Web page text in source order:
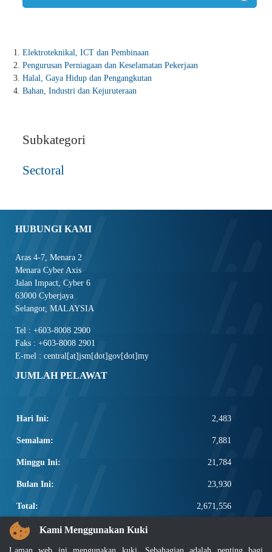
Elektroteknikal, ICT dan Pembinaan
Pengurusan Perniagaan dan Keselamatan Pekerjaan
Halal, Gaya Hidup dan Pengangkutan
Bahan, Industri dan Kejuruteraan
Subkategori
Sectoral
HUBUNGI KAMI
Aras 4-7, Menara 2
Menara Cyber Axis
Jalan Impact, Cyber 6
63000 Cyberjaya
Selangor, MALAYSIA
Tel : +603-8008 2900
Faks : +603-8008 2901
E-mel : central[at]jsm[dot]gov[dot]my
JUMLAH PELAWAT
Hari Ini: 2,483
Semalam: 7,881
Minggu Ini: 21,784
Bulan Ini: 23,930
Total: 2,671,556
PAUTAN POPULAR
Kami Menggunakan Kuki